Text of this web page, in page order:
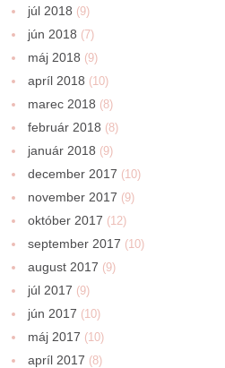
júl 2018 (9)
jún 2018 (7)
máj 2018 (9)
apríl 2018 (10)
marec 2018 (8)
február 2018 (8)
január 2018 (9)
december 2017 (10)
november 2017 (9)
október 2017 (12)
september 2017 (10)
august 2017 (9)
júl 2017 (9)
jún 2017 (10)
máj 2017 (10)
apríl 2017 (8)